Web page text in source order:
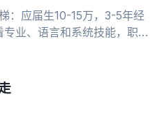
：应届生10-15万，3-5年经
业、语言和系统技能，职业